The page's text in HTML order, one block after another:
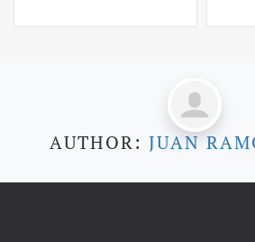
AUTHOR: JUAN